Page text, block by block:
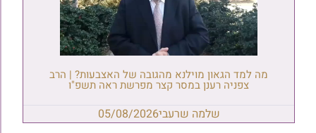
מה למד הגאון מוילנא מהגובה של האצבעות? | הרב
צפניה רענן במסר קצר מפרשת ראה תשפ"ו
שלמה שרעבי05/08/2026